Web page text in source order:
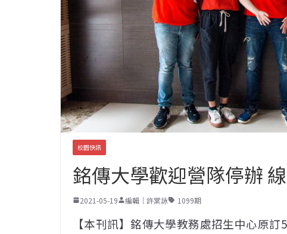
校園快訊
銘傳大學歡迎營隊停辦
2021-05-19 編輯｜許棠詠 1099期
【本刊訊】銘傳大學教務處招生中心原